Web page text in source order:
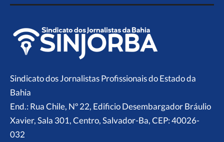
Sindicato dos Jornalistas Profissionais do Estado da
Bahia
End.: Rua Chile, Nº 22, Edificio Desembargador Bráulio
Xavier, Sala 301, Centro, Salvador-Ba, CEP: 40026-
032